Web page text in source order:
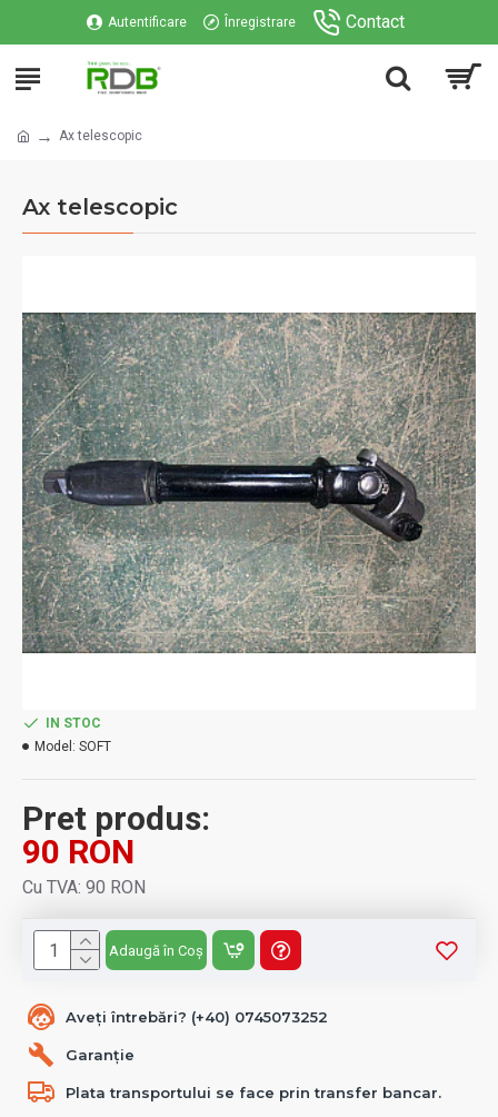
Autentificare Înregistrare Contact
Ax telescopic
Ax telescopic
Aveți întrebări? (+40) 0745073252
Garanție
Plata transportului se face prin transfer bancar.
Pret produs:
90 RON
Cu TVA: 90 RON
IN STOC
Model: SOFT
Adaugă în Coș